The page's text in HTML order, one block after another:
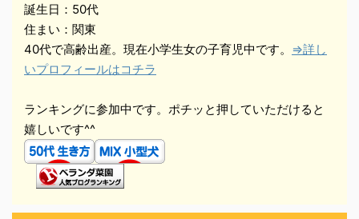
誕生日：50代
住まい：関東
40代で高齢出産。現在小学生女の子育児中です。 ⇒詳し
いプロフィールはコチラ
ランキングに参加中です。ポチッと押していただけると
嬉しいです^^